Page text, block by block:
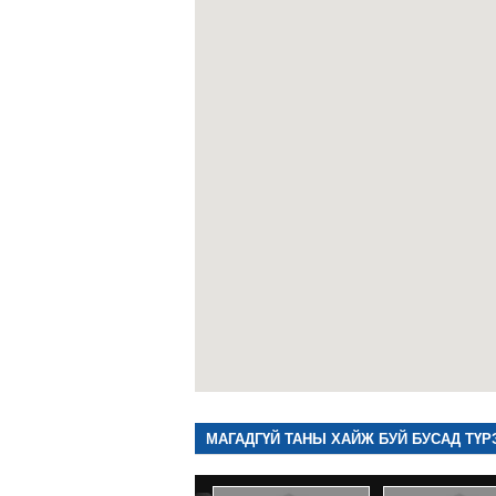
МАГАДГҮЙ ТАНЫ ХАЙЖ БУЙ БУСАД